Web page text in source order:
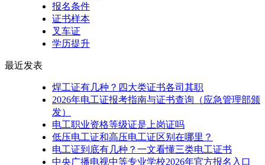
报名条件
证书样本
叉车证
学历提升
最近发表
焊工证有几种？四大类证书各司其职
2026年电工证报考指南与证书查询（应急管理部颁
发）
电工职业资格等级证是上岗证吗
低压电工证和高压电工证区别在哪里？
电工证到底有几种？一文看懂三类电工证书
中央广播电视中等专业学校2026年官方报名入口